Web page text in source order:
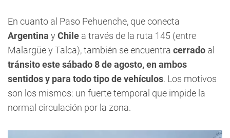
En cuanto al Paso Pehuenche, que conecta
Argentina y Chile a través de la ruta 145 (entre
Malargüe y Talca), también se encuentra cerrado al
tránsito este sábado 8 de agosto, en ambos
sentidos y para todo tipo de vehículos. Los motivos
son los mismos: un fuerte temporal que impide la
normal circulación por la zona.